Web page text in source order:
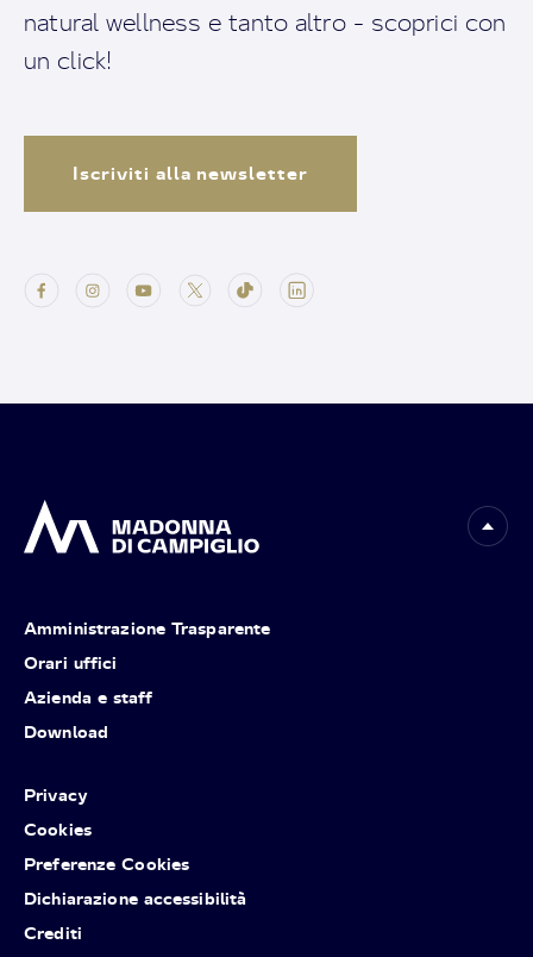
natural wellness e tanto altro - scoprici con
un click!
Iscriviti alla newsletter
Amministrazione Trasparente
Orari uffici
Azienda e staff
Download
Privacy
Cookies
Preferenze Cookies
Dichiarazione accessibilità
Crediti